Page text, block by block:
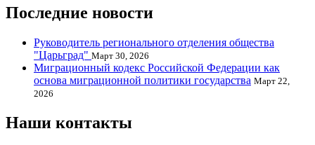
Последние новости
Руководитель регионального отделения общества
"Царьград" Март 30, 2026
Миграционный кодекс Российской Федерации как
основа миграционной политики государства Март 22,
2026
Наши контакты